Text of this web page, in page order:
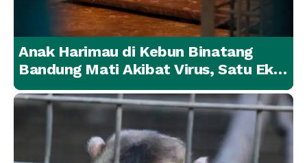
Anak Harimau di Kebun Binatang
Bandung Mati Akibat Virus, Satu Ekor
Lainnya Berangsur Membaik